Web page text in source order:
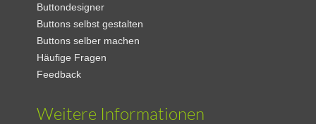
Buttondesigner
Buttons selbst gestalten
Buttons selber machen
Häufige Fragen
Feedback
Weitere Informationen